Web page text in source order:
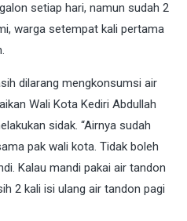
setiap hari, namun sudah 2
warga setempat kali pertama
dilarang mengkonsumsi air
Wali Kota Kediri Abdullah
sidak. “Airnya sudah
pak wali kota. Tidak boleh
Kalau mandi pakai air tandon
2 kali isi ulang air tandon pagi